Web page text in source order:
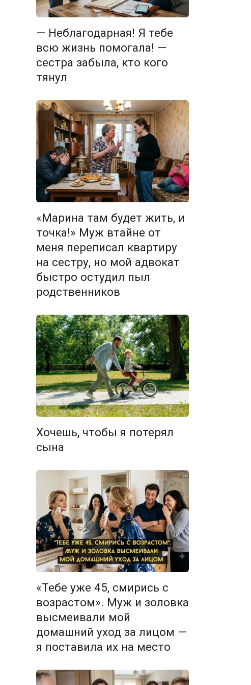
— Неблагодарная! Я тебе
всю жизнь помогала! —
сестра забыла, кто кого
тянул
«Марина там будет жить, и
точка!» Муж втайне от
меня переписал квартиру
на сестру, но мой адвокат
быстро остудил пыл
родственников
Хочешь, чтобы я потерял
сына
«Тебе уже 45, смирись с
возрастом». Муж и золовка
высмеивали мой
домашний уход за лицом —
я поставила их на место